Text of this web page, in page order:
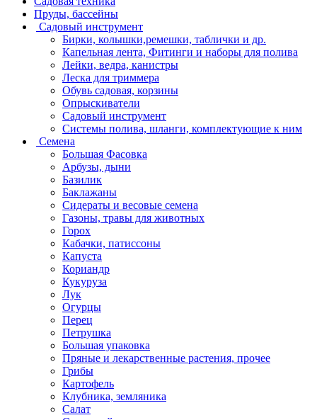
Пруды, бассейны
Садовый инструмент
Бирки, колышки,ремешки, таблички и др.
Капельная лента, Фитинги и наборы для полива
Лейки, ведра, канистры
Леска для триммера
Обувь садовая, корзины
Опрыскиватели
Садовый инструмент
Системы полива, шланги, комплектующие к ним
Семена
Большая Фасовка
Арбузы, дыни
Базилик
Баклажаны
Сидераты и весовые семена
Газоны, травы для животных
Горох
Кабачки, патиссоны
Капуста
Кориандр
Кукуруза
Лук
Огурцы
Перец
Петрушка
Большая упаковка
Пряные и лекарственные растения, прочее
Грибы
Картофель
Клубника, земляника
Салат